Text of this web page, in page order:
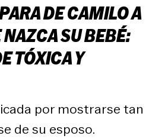
DE CAMILO A
SU BEBÉ:
TÓXICA Y
por mostrarse tan
de su esposo.